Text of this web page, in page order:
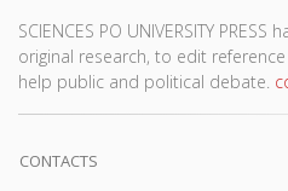
SCIENCES PO UNIVERSITY
original research, to edit
help public and political debate.
CONTACTS